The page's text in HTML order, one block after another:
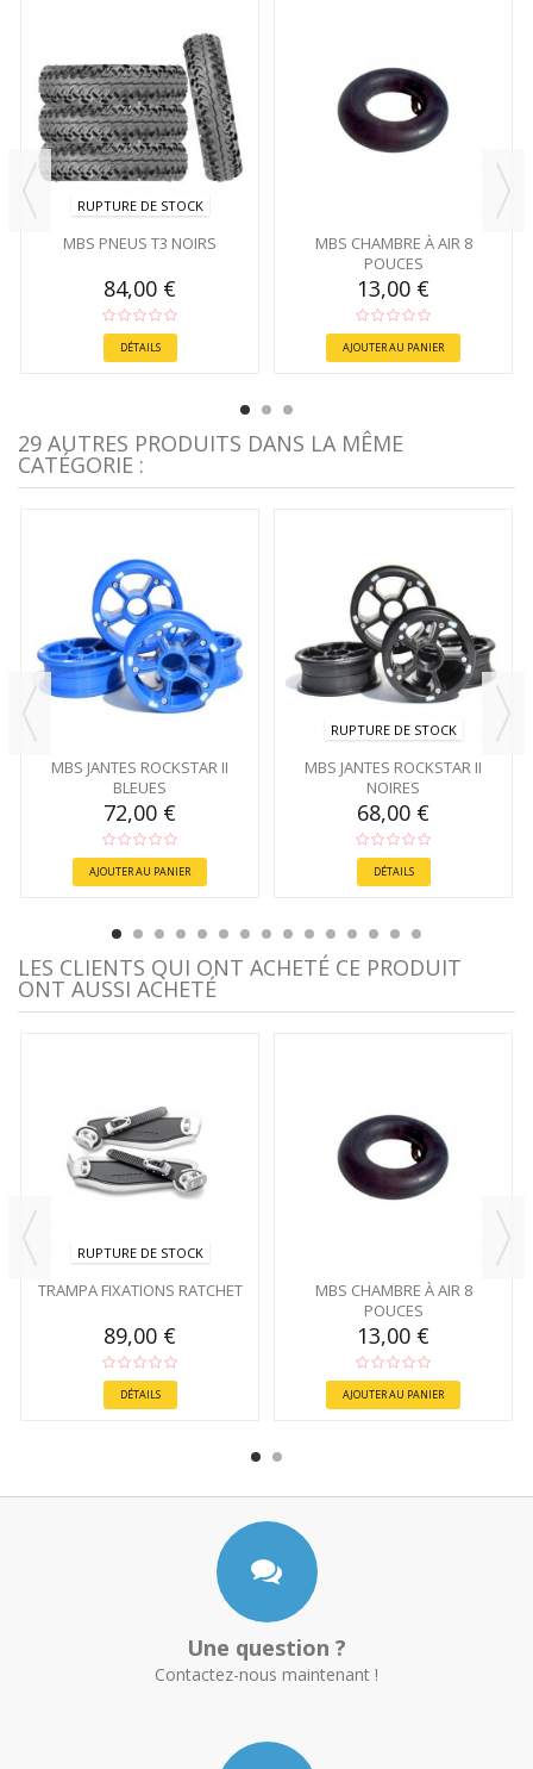
RUPTURE DE STOCK
MBS PNEUS T3 NOIRS
84,00 €
DÉTAILS
MBS CHAMBRE À AIR 8
POUCES
13,00 €
AJOUTER AU PANIER
29 AUTRES PRODUITS DANS LA MÊME
CATÉGORIE :
MBS JANTES ROCKSTAR II
BLEUES
72,00 €
AJOUTER AU PANIER
RUPTURE DE STOCK
MBS JANTES ROCKSTAR II
NOIRES
68,00 €
DÉTAILS
LES CLIENTS QUI ONT ACHETÉ CE PRODUIT
ONT AUSSI ACHETÉ
RUPTURE DE STOCK
TRAMPA FIXATIONS RATCHET
89,00 €
DÉTAILS
MBS CHAMBRE À AIR 8
POUCES
13,00 €
AJOUTER AU PANIER
Une question ?
Contactez-nous maintenant !